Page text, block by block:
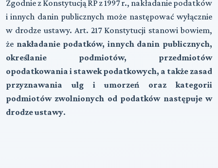
Zgodnie z Konstytucją RP z 1997 r., nakładanie podatków
i innych danin publicznych może następować wyłącznie
w drodze ustawy. Art. 217 Konstytucji stanowi bowiem,
że nakładanie podatków, innych danin publicznych,
określanie podmiotów, przedmiotów
opodatkowania i stawek podatkowych, a także zasad
przyznawania ulg i umorzeń oraz kategorii
podmiotów zwolnionych od podatków następuje w
drodze ustawy.